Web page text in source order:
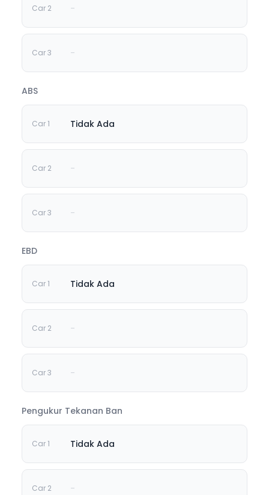
-
-
ABS
Tidak Ada
-
-
EBD
Tidak Ada
-
-
Pengukur Tekanan Ban
Tidak Ada
-